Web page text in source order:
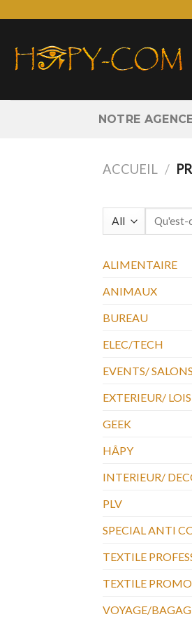
NOTRE
ACCUEIL /
Recherche
pour :
ALIMENTAIRE
ANIMAUX
BUREAU
ELEC/TECH
EVENTS/ SALONS
EXTERIEUR/
GEEK
HÂPY
INTERIEUR/
PLV
SPECIAL ANTI
TEXTILE
TEXTILE
VOYAGE/